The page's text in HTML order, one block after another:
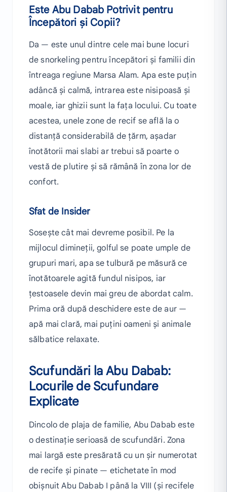
Este Abu Dabab Potrivit pentru
Începători și Copii?
Da — este unul dintre cele mai bune locuri
de snorkeling pentru începători și familii din
întreaga regiune Marsa Alam. Apa este puțin
adâncă și calmă, intrarea este nisipoasă și
moale, iar ghizii sunt la fața locului. Cu toate
acestea, unele zone de recif se află la o
distanță considerabilă de țărm, așadar
înotătorii mai slabi ar trebui să poarte o
vestă de plutire și să rămână în zona lor de
confort.
Sfat de Insider
Sosește cât mai devreme posibil. Pe la
mijlocul dimineții, golful se poate umple de
grupuri mari, apa se tulbură pe măsură ce
înotătoarele agită fundul nisipos, iar
țestoasele devin mai greu de abordat calm.
Prima oră după deschidere este de aur —
apă mai clară, mai puțini oameni și animale
sălbatice relaxate.
Scufundări la Abu Dabab:
Locurile de Scufundare
Explicate
Dincolo de plaja de familie, Abu Dabab este
o destinație serioasă de scufundări. Zona
mai largă este presărată cu un șir numerotat
de recife și pinate — etichetate în mod
obișnuit Abu Dabab I până la VIII (și recifele